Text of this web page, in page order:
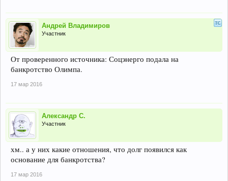
Андрей Владимиров
Участник
От проверенного источника: Соцэнерго подала на
банкротство Олимпа.
17 мар 2016
Александр С.
Участник
хм.. а у них какие отношения, что долг появился как
основание для банкротства?
17 мар 2016